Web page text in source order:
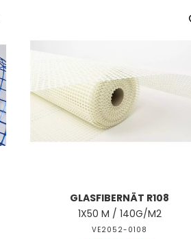
GLASFIBERNÄT R108
1X50 M / 140G/M2
VE2052-0108